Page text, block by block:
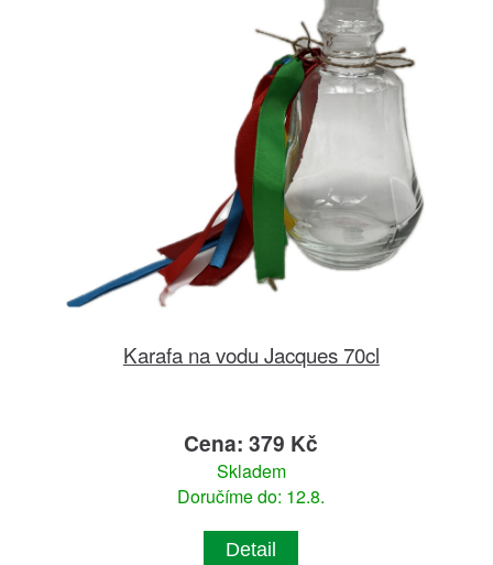
Karafa na vodu Jacques 70cl
Cena: 379 Kč
Skladem
Doručíme do: 12.8.
Detail